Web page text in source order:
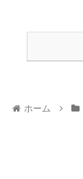
ホーム